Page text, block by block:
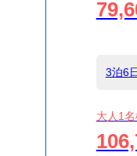
3泊6
大人1